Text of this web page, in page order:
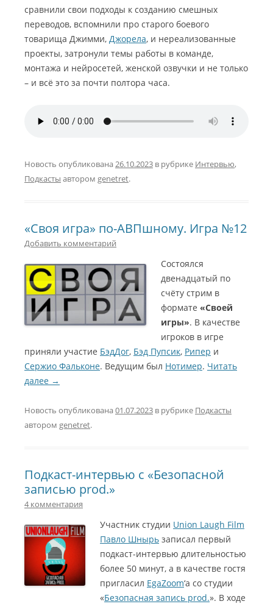
сравнили свои подходы к созданию смешных
переводов, вспомнили про старого боевого
товарища Джимми, Джорела, и нереализованные
проекты, затронули темы работы в команде,
монтажа и нейросетей, женской озвучки и не только
– и всё это за почти полтора часа.
Новость опубликована26.10.2023 в рубрике Интервью,
Подкасты автором genetret.
«Своя игра» по-АВПшному. Игра №12
Добавить комментарий
Состоялся
двенадцатый по
счёту стрим в
формате «Своей
игры». В качестве
игроков в игре
приняли участие БэдДог, Бэд Пупсик, Рипер и
Сержио Фальконе. Ведущим был Нотимер. Читать
далее →
Новость опубликована01.07.2023 в рубрике Подкасты
автором genetret.
Подкаст-интервью с «Безопасной
записью prod.»
4 комментария
Участник студии Union Laugh Film
Павло Шнырь записал первый
подкаст-интервью длительностью
более 50 минут, а в качестве гостя
пригласил EgaZoom‘а со студии
«Безопасная запись prod.». В ходе